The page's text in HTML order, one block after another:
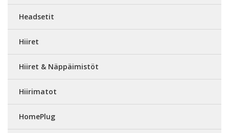
Headsetit
Hiiret
Hiiret & Näppäimistöt
Hiirimatot
HomePlug